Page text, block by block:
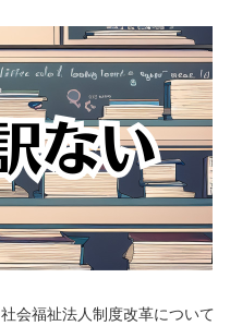
社会福祉法人制度改革について